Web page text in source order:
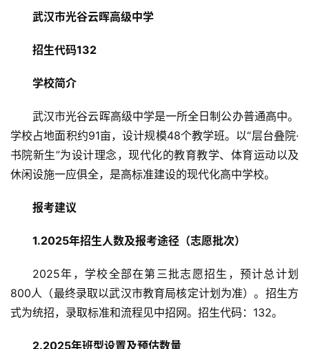
武汉市光谷云晖高级中学
招生代码132
学校简介
武汉市光谷云晖高级中学是一所全日制公办普通高中。
学校占地面积约91亩，设计规模48个教学班。以“层台叠院·
书院新生”为设计理念，现代化的教育教学、体育运动以及
休闲设施一应俱全，是高标准建设的现代化高中学校。
报考建议
1.2025年招生人数及报考途径（志愿批次）
2025年，学校全部在第三批志愿招生，预计总计划
800人（最终录取以武汉市教育局核定计划为准）。招生方
式为统招，录取标准和流程见中招网。招生代码：132。
2.2025年班型设置及预估数量